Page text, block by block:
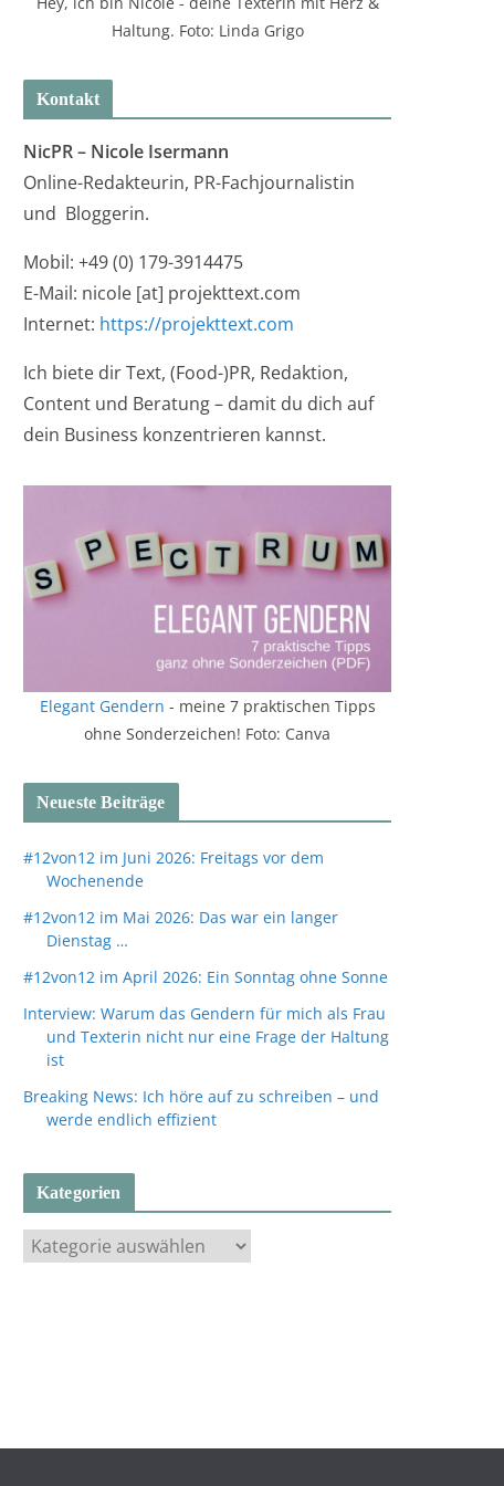
Haltung. Foto: Linda Grigo
Kontakt
NicPR – Nicole Isermann
Online-Redakteurin, PR-Fachjournalistin
und Bloggerin.
Mobil: +49 (0) 179-3914475
E-Mail: nicole [at] projekttext.com
Internet: https://projekttext.com
Ich biete dir Text, (Food-)PR, Redaktion,
Content und Beratung – damit du dich auf
dein Business konzentrieren kannst.
Elegant Gendern - meine 7 praktischen Tipps
ohne Sonderzeichen! Foto: Canva
Neueste Beiträge
#12von12 im Juni 2026: Freitags vor dem
Wochenende
#12von12 im Mai 2026: Das war ein langer
Dienstag …
#12von12 im April 2026: Ein Sonntag ohne Sonne
Interview: Warum das Gendern für mich als Frau
und Texterin nicht nur eine Frage der Haltung
ist
Breaking News: Ich höre auf zu schreiben – und
werde endlich effizient
Kategorien
a